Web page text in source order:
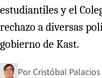
estudiantiles y el
rechazo a diversas
gobierno de Kast.
Por Cristóbal Palacios